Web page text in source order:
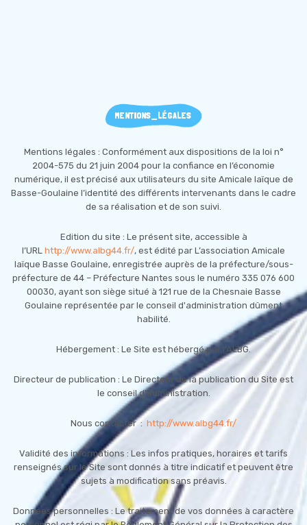
MENTIONS_LÉGALES
Mentions légales : Conformément aux dispositions de la loi n°
2004-575 du 21 juin 2004 pour la confiance en l’économie
numérique, il est précisé aux utilisateurs du site Amicale laïque de
Basse-Goulaine l’identité des différents intervenants dans le cadre
de sa réalisation et de son suivi.
Edition du site : Le présent site, accessible à
l’URL http://www.albg44.fr/, est édité par L’association Amicale
laïque Basse Goulaine, enregistrée auprès de la préfecture/sous-
préfecture de 44 – Préfecture Nantes sous le numéro 335 076 600
00030, ayant son siège situé à 121 rue de la Chesnaie Basse
Goulaine représentée par le conseil d'administration dûment
habilité.
Hébergement : Le Site est hébergé par l'ALBG.
Directeur de publication : Le Directeur de la publication du Site est
le conseil d'administration.
Nous contacter : http://www.albg44.fr/
Validité des informations : Les infos pratiques, horaires et tarifs
renseignés sur le Site sont donnés à titre indicatif et peuvent être
sujets à modification sans préavis.
Données personnelles : Le traitement de vos données à caractère